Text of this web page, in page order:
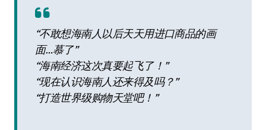
“不敢想海南人以后天天用进口商品的画
面…慕了”
“海南经济这次真要起飞了！”
“现在认识海南人还来得及吗？”
“打造世界级购物天堂吧！”